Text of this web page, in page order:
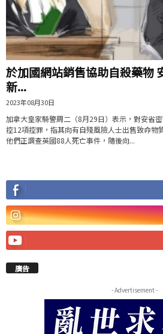
於加國網站銷售協助自殺藥物
新...
2023年08月30日
加拿大皇家騎警周二（8月29日）表示，對安省
控12項控罪，指其向有自殘風險人士出售致命物
他們正調查英國88人死亡事件，隨後向...
廣告
- Advertisement -